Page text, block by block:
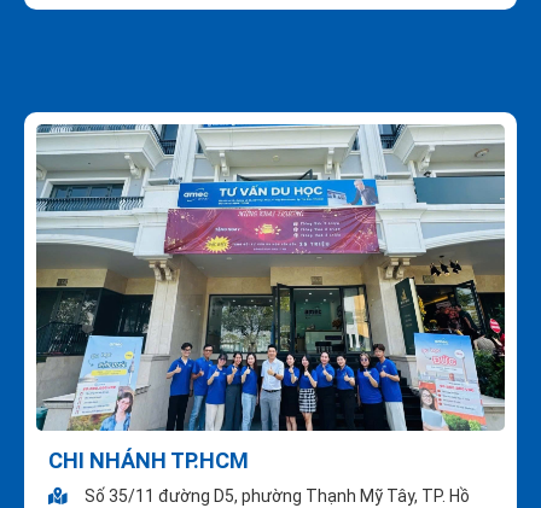
CHI NHÁNH TP.HCM
Số 35/11 đường D5, phường Thạnh Mỹ Tây, TP. Hồ